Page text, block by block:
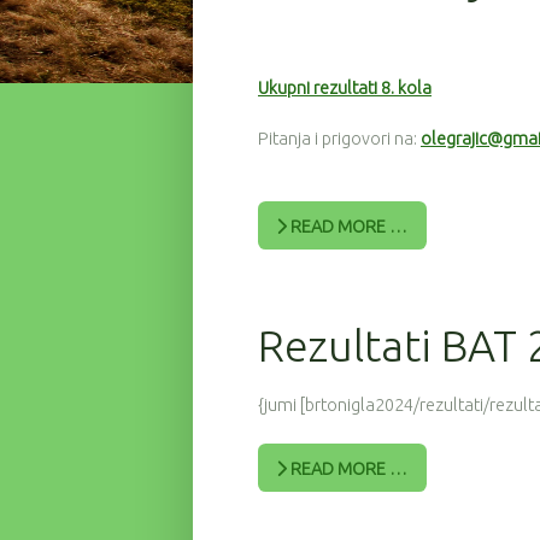
Ukupni rezultati 8. kola
Pitanja i prigovori na:
READ MORE …
Rezultati BAT
{jumi [brtonigla2024/rezultati/
READ MORE …